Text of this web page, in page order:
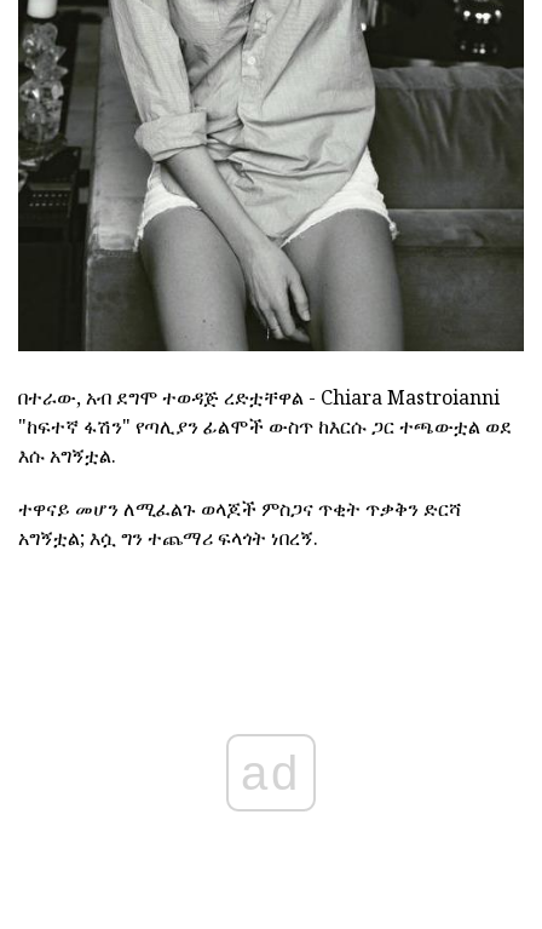
በተራው, አብ ደግሞ ተወዳጅ ረድቷቸዋል - Chiara Mastroianni
"ከፍተኛ ፋሽን" የጣሊያን ፊልሞች ውስጥ ከእርሱ ጋር ተጫውቷል ወደ
እሱ አግኝቷል.
ተዋናይ መሆን ለሚፈልጉ ወላጆች ምስጋና ጥቂት ጥቃቅን ድርሻ
አግኝቷል; እሷ ግን ተጨማሪ ፍላጎት ነበረኝ.
ad